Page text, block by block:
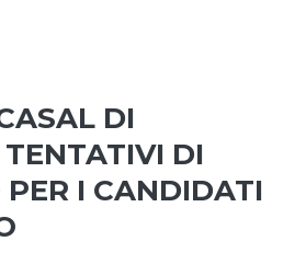
DI
DI
PER I CANDIDATI